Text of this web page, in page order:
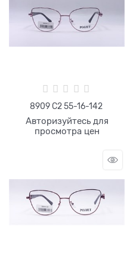
8909 C2 55-16-142
Авторизуйтесь для
просмотра цен